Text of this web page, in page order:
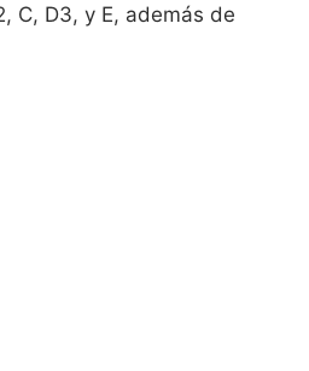
C, D3, y E, además de